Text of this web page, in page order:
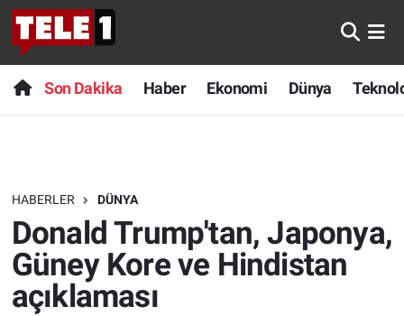
Son Dakika Haber Ekonomi Dünya
HABERLER DÜNYA
Donald Trump'tan, Japonya,
Güney Kore ve Hindistan
açıklaması
Anında Manşet
Başka Sohbetler
Bilim turu
Bilim ve Teknoloji Evreni
Doğa Konuşuyor
Son Dakika
Haber
Dünya
Teknoloji
Sağlık
Nöbetçi Eczaneler
Hava Durumu
Trafik Durumu
Süper Lig Puan Durumu ve Fikstür
Tüm Manşetler